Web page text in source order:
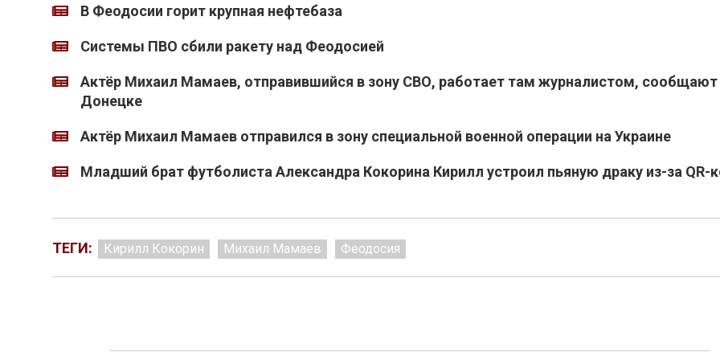
В Феодосии горит крупная нефтебаза
Системы ПВО сбили ракету над Феодосией
Актёр Михаил Мамаев, отправившийся в зону СВО, работает там журналистом, сообщают
Донецке
Актёр Михаил Мамаев отправился в зону специальной военной операции на Украине
Младший брат футболиста Александра Кокорина Кирилл устроил пьяную драку из-за QR-
ТЕГИ: Кирилл Кокорин Михаил Мамаев Феодосия